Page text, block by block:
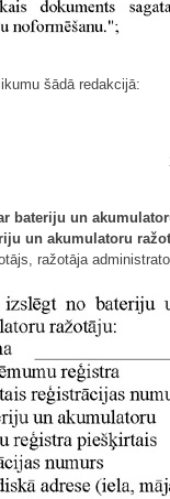
šādā redakcijā:
bateriju un
un akumulatoru
ražotāja